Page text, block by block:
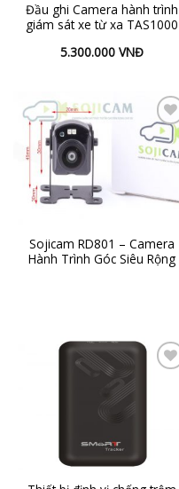
Đầu ghi Camera hành trình
giám sát xe từ xa TAS1000
5.300.000 VNĐ
Add to
Sojicam RD801 – Camera
Hành Trình Góc Siêu Rộng